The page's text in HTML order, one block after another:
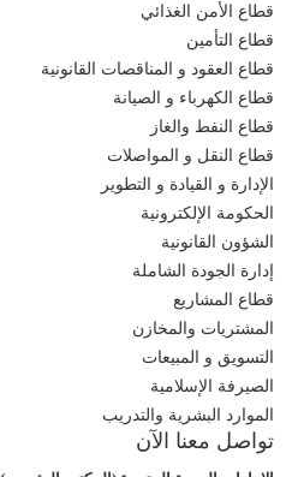
قطاع الأمن الغذائي
قطاع التأمين
قطاع العقود و المناقصات القانونية
قطاع الكهرباء و الصيانة
قطاع النفط والغاز
قطاع النقل و المواصلات
الإدارة و القيادة و التطوير
الحكومة الإلكترونية
الشؤون القانونية
إدارة الجودة الشاملة
قطاع المشاريع
المشتريات والمخازن
التسويق و المبيعات
الصيرفة الإسلامية
الموارد البشرية والتدريب
تواصل معنا الآن